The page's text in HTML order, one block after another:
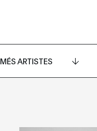
MÉS ARTISTES